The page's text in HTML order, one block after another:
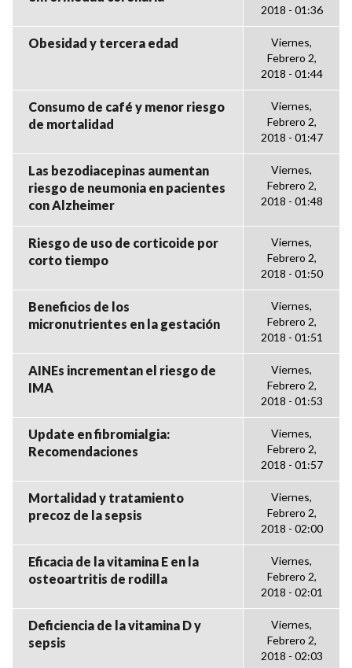
2018 - 01:36
Obesidad y tercera edad
Viernes,
Febrero 2,
2018 - 01:44
Consumo de café y menor riesgo
de mortalidad
Viernes,
Febrero 2,
2018 - 01:47
Las bezodiacepinas aumentan
riesgo de neumonia en pacientes
con Alzheimer
Viernes,
Febrero 2,
2018 - 01:48
Riesgo de uso de corticoide por
corto tiempo
Viernes,
Febrero 2,
2018 - 01:50
Beneficios de los
micronutrientes en la gestación
Viernes,
Febrero 2,
2018 - 01:51
AINEs incrementan el riesgo de
IMA
Viernes,
Febrero 2,
2018 - 01:53
Update en fibromialgia:
Recomendaciones
Viernes,
Febrero 2,
2018 - 01:57
Mortalidad y tratamiento
precoz de la sepsis
Viernes,
Febrero 2,
2018 - 02:00
Eficacia de la vitamina E en la
osteoartritis de rodilla
Viernes,
Febrero 2,
2018 - 02:01
Deficiencia de la vitamina D y
sepsis
Viernes,
Febrero 2,
2018 - 02:03